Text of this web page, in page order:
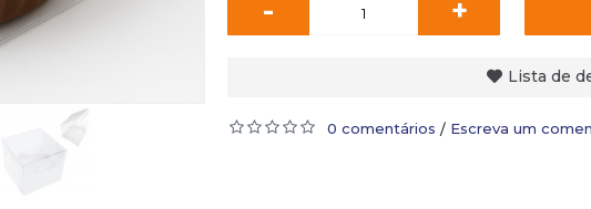
- +
Lista de
0 comentários / Escreva um